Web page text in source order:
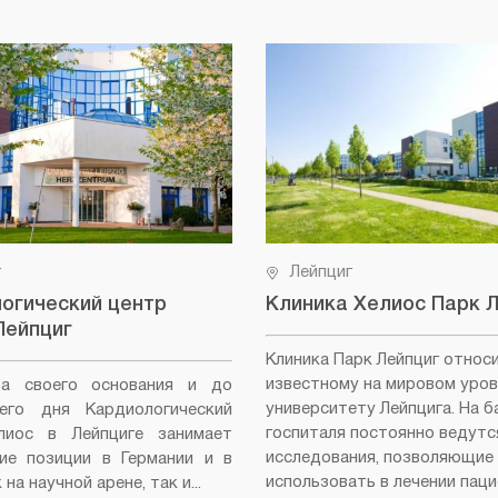
центр
своего основания и до
дня Кардиологический
в Лейпциге занимает
позиции в Германии и в
научной арене, так и...
Лейпциг
Клиника Хелиос Парк
Клиника Парк Лейпциг
известному на мировом
университету Лейпцига. На
госпиталя постоянно
исследования, позволяющие
использовать в лечении